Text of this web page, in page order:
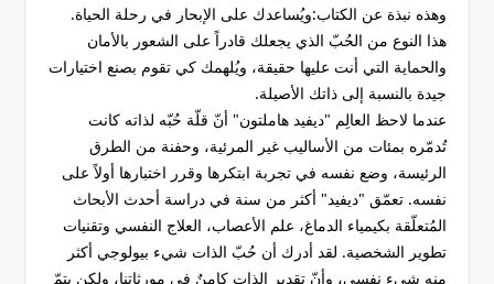
وهذه نبذة عن الكتاب:ويُساعدك على الإبحار في رحلة الحياة.
هذا النوع من الحُبّ الذي يجعلك قادراً على الشعور بالأمان
والحماية التي أنت عليها حقيقة، ويُلهمك كي تقوم بصنع اختيارات
جيدة بالنسبة إلى ذاتك الأصيلة.
عندما لاحظ العالِم "ديفيد هاملتون" أنّ قلّة حُبّه لذاته كانت
تُدمّره بمئات من الأساليب غير المرئية، وحفنة من الطرق
الرئيسة، وضع نفسه في تجربة ابتكرها وقرر اختبارها أولاً على
نفسه. تعمّق "ديفيد" أكثر من سنة في دراسة أحدث الأبحاث
المُتعلّقة بكيمياء الدماغ، علم الأعصاب، العلاج النفسي وتقنيات
تطوير الشخصية. لقد أدرك أن حُبّ الذات شيء بيولوجي أكثر
منه شيء نفسي، وأنّ تقدير الذات كامنٌ في مورثاتنا، ولكن يتمّ